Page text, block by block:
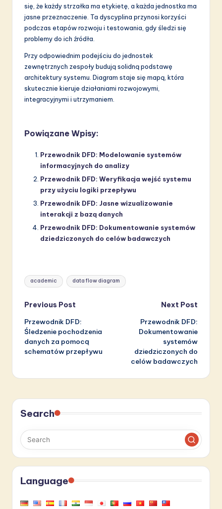
się, że każdy strzałka ma etykietę, a każda jednostka ma
jasne przeznaczenie. Ta dyscyplina przynosi korzyści
podczas etapów rozwoju i testowania, gdy śledzi się
problemy do ich źródła.
Przy odpowiednim podejściu do jednostek
zewnętrznych zespoły budują solidną podstawę
architektury systemu. Diagram staje się mapą, która
skutecznie kieruje działaniami rozwojowymi,
integracyjnymi i utrzymaniem.
Powiązane Wpisy:
Przewodnik DFD: Modelowanie systemów
informacyjnych do analizy
Przewodnik DFD: Weryfikacja wejść systemu
przy użyciu logiki przepływu
Przewodnik DFD: Jasne wizualizowanie
interakcji z bazą danych
Przewodnik DFD: Dokumentowanie systemów
dziedziczonych do celów badawczych
Tags:
academic data flow diagram
Post
navigation
Previous Post
Przewodnik DFD:
Śledzenie pochodzenia
danych za pomocą
schematów przepływu
Next Post
Przewodnik DFD:
Dokumentowanie
systemów
dziedziczonych do
celów badawczych
Search
Language